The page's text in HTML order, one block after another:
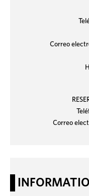
Correo
Correo